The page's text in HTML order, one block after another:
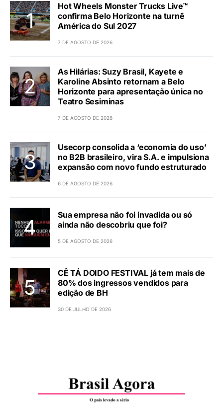
Hot Wheels Monster Trucks Live™
confirma Belo Horizonte na turnê
América do Sul 2027
7 DE AGOSTO DE 2026
As Hilárias: Suzy Brasil, Kayete e
Karoline Absinto retornam a Belo
Horizonte para apresentação única no
Teatro Sesiminas
7 DE AGOSTO DE 2026
Usecorp consolida a ‘economia do uso’
no B2B brasileiro, vira S.A. e impulsiona
expansão com novo fundo estruturado
6 DE AGOSTO DE 2026
Sua empresa não foi invadida ou só
ainda não descobriu que foi?
5 DE AGOSTO DE 2026
CÊ TÁ DOIDO FESTIVAL já tem mais de
80% dos ingressos vendidos para
edição de BH
30 DE JULHO DE 2026